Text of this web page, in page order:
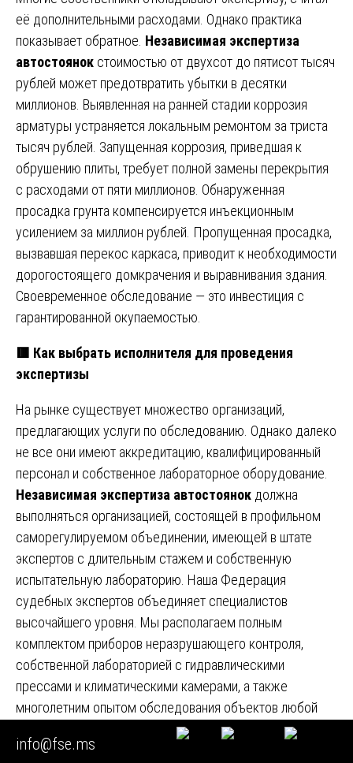
её дополнительными расходами. Однако практика
показывает обратное. Независимая экспертиза
автостоянок стоимостью от двухсот до пятисот тысяч
рублей может предотвратить убытки в десятки
миллионов. Выявленная на ранней стадии коррозия
арматуры устраняется локальным ремонтом за триста
тысяч рублей. Запущенная коррозия, приведшая к
обрушению плиты, требует полной замены перекрытия
с расходами от пяти миллионов. Обнаруженная
просадка грунта компенсируется инъекционным
усилением за миллион рублей. Пропущенная просадка,
вызвавшая перекос каркаса, приводит к необходимости
дорогостоящего домкрачения и выравнивания здания.
Своевременное обследование — это инвестиция с
гарантированной окупаемостью.
🟥 Как выбрать исполнителя для проведения
экспертизы
На рынке существует множество организаций,
предлагающих услуги по обследованию. Однако далеко
не все они имеют аккредитацию, квалифицированный
персонал и собственное лабораторное оборудование.
Независимая экспертиза автостоянок должна
выполняться организацией, состоящей в профильном
саморегулируемом объединении, имеющей в штате
экспертов с длительным стажем и собственную
испытательную лабораторию. Наша Федерация
судебных экспертов объединяет специалистов
высочайшего уровня. Мы располагаем полным
комплектом приборов неразрушающего контроля,
собственной лабораторией с гидравлическими
прессами и климатическими камерами, а также
многолетним опытом обследования объектов любой
info@fse.ms